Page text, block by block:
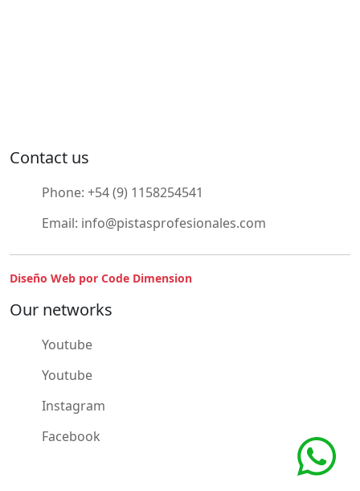
Contact us
Phone: +54 (9) 1158254541
Email: info@pistasprofesionales.com
Diseño Web por Code Dimension
Our networks
Youtube
Youtube
Instagram
Facebook